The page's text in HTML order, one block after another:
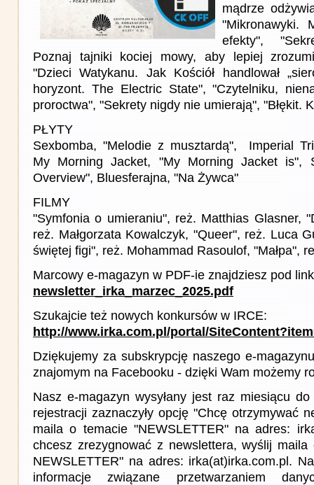
mądrze
"Mikronawyki.
efekty",
Poznaj tajniki kociej mowy, aby lepiej
"Dzieci Watykanu. Jak Kościół handlował
horyzont. The Electric State", "Czytelniku,
proroctwa", "Sekrety nigdy nie umierają", "Błękit.
PŁYTY
Sexbomba, "Melodie z musztardą", Imperial
My Morning Jacket, "My Morning Jacket is",
Overview", Bluesferajna, "Na Żywca"
FILMY
"Symfonia o umieraniu", reż. Matthias Glasner,
reż. Małgorzata Kowalczyk, "Queer", reż. Luca
świętej figi", reż. Mohammad Rasoulof, "Małpa",
Marcowy e-magazyn w PDF-ie znajdziesz pod
newsletter_irka_marzec_2025.pdf
Szukajcie też nowych konkursów w IRCE:
http://www.irka.com.pl/portal/
Dziękujemy za subskrypcję naszego e-
znajomym na Facebooku - dzięki Wam możemy
Nasz e-magazyn wysyłany jest raz miesiącu
rejestracji zaznaczyły opcję "Chcę otrzymywać
maila o temacie "NEWSLETTER" na adres:
chcesz zrezygnować z newslettera, wyślij
NEWSLETTER" na adres: irka(at)irka.com.pl.
informacje związane przetwarzaniem